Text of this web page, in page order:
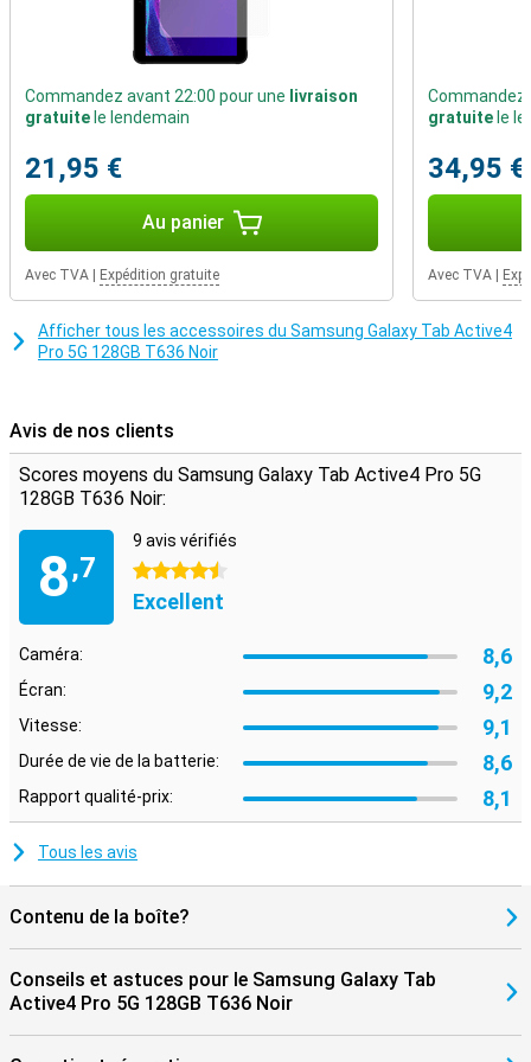
L'écran de la Samsung Galaxy Tab Active 4 Pro est facile à utiliser
avec les mains, le stylo S-Pen et même avec des gants ! Ainsi,
même dans le froid, vous pouvez utiliser cette tablette sans
enlever vos gants.
S-Pen dans la boîte
Pour dessiner avec précision, vous avez besoin d'un stylet.
Heureusement, celui-ci est déjà inclus dans la boîte de la Samsung
Galaxy Tab Active 4 Pro, il n'est donc pas nécessaire d'en acheter
un en plus ! Avec le stylet S-Pen, vous réalisez des dessins précis
où que vous soyez.
Commandez avant 22:00 pour une livraison
gratuite le lendemain
21,95 €
Au panier
Avec TVA Expédition gratuite
Commandez
gratuite le
34,95 €
Avec TVA
Afficher tous les accessoires du Samsung Galaxy Tab Active4
Pro 5G 128GB T636 Noir
Avis de nos clients
Scores moyens du Samsung Galaxy Tab Active4 Pro 5G
128GB T636 Noir:
8,7
9 avis vérifiés
4.5 étoiles
Excellent
Caméra: 8,6
Écran: 9,2
Vitesse: 9,1
Durée de vie de la batterie: 8,6
Rapport qualité-prix: 8,1
Tous les avis
Contenu de la boîte?
Conseils et astuces pour le Samsung Galaxy Tab
Active4 Pro 5G 128GB T636 Noir